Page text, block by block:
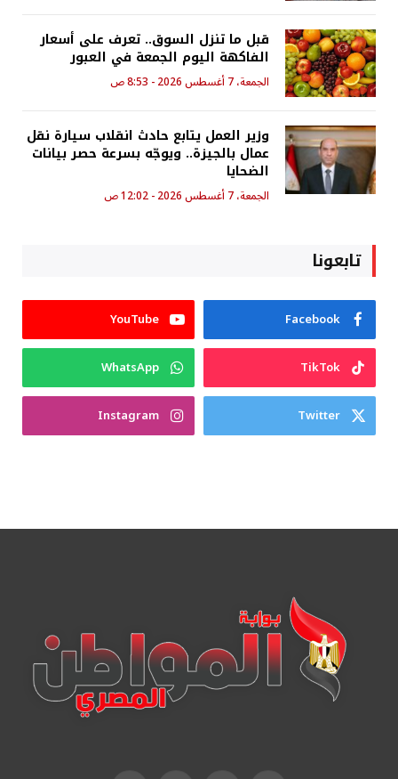
قبل ما تنزل السوق.. تعرف على أسعار
الفاكهة اليوم الجمعة في العبور
الجمعة، 7 أغسطس 2026 - 8:53 ص
وزير العمل يتابع حادث انقلاب سيارة نقل
عمال بالجيزة.. ويوجّه بسرعة حصر بيانات
الضحايا
الجمعة، 7 أغسطس 2026 - 12:02 ص
تابعونا
Facebook
YouTube
TikTok
WhatsApp
Twitter
Instagram